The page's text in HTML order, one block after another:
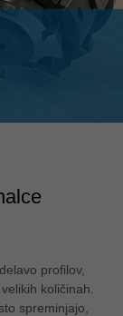
profilov,
količinah.
spreminjajo,